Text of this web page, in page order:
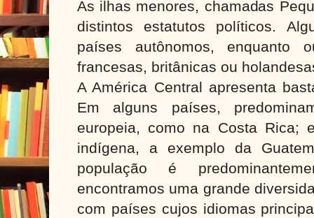
As ilhas menores, chamadas
distintos estatutos políticos.
países autônomos, enquanto
francesas, britânicas ou
A América Central apresenta
Em alguns países,
europeia, como na Costa Rica;
indígena, a exemplo da
população é
encontramos uma grande
com países cujos idiomas